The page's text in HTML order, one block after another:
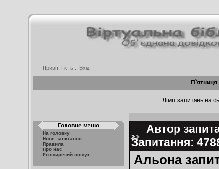
Привіт, Гість :: Вхід
П`ятниця
Ліміт запитань на
Головне меню
На головну
Нове запитання
Правила
Про нас
Розширений пошук
Автор
Запитання:
Альона